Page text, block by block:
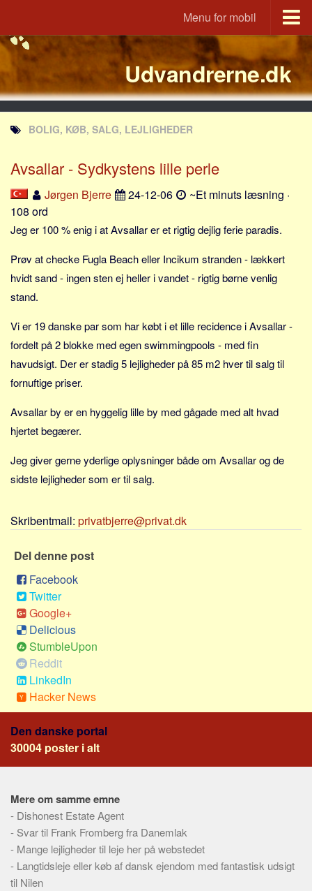
Menu for mobil
Portal
Udvandrerne.dk
Utvandrerne.no
Utvandrarna.se
Tyskland.dk
England.dk
JLKM.dk
Lande
Tyrkiet
Spanien
Frankrig
Norge
Thailand
Italien
Grækenland
USA
Nøgleord
Job
Investering
Pension og opsparing
Forbrug
Social sikring og sundhed
Transport
Alle
Aspekter
Økonomi
Jura og regler
Statistik
Praktisk
Alle
Meta
Udvandrerne.dk
BOLIG, KØB, SALG, LEJLIGHEDER
Avsallar - Sydkystens lille perle
Jørgen Bjerre 24-12-06
~Et minuts læsning ·
108 ord
Jeg er 100 % enig i at Avsallar er et rigtig dejlig ferie paradis.
Prøv at checke Fugla Beach eller Incikum stranden - lækkert
hvidt sand - ingen sten ej heller i vandet - rigtig børne venlig
stand.
Vi er 19 danske par som har købt i et lille recidence i Avsallar -
fordelt på 2 blokke med egen swimmingpools - med fin
havudsigt. Der er stadig 5 lejligheder på 85 m2 hver til salg til
fornuftige priser.
Avsallar by er en hyggelig lille by med gågade med alt hvad
hjertet begærer.
Jeg giver gerne yderlige oplysninger både om Avsallar og de
sidste lejligheder som er til salg.
Skribentmail: privatbjerre@privat.dk
Del denne post
Facebook
Twitter
Google+
Delicious
StumbleUpon
Reddit
LinkedIn
Hacker News
Den danske portal
30004 poster i alt
Mere om samme emne
- Dishonest Estate Agent
- Svar til Frank Fromberg fra Danemlak
- Mange lejligheder til leje her på webstedet
- Langtidsleje eller køb af dansk ejendom med fantastisk udsigt
til Nilen